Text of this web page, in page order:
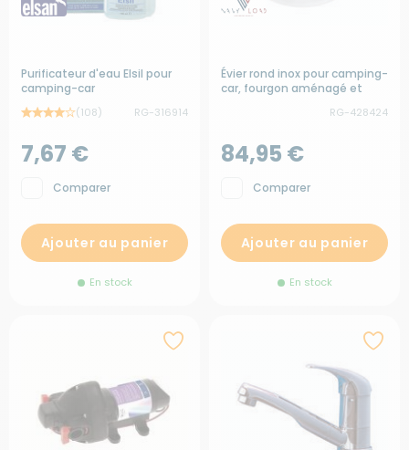
Purificateur d'eau Elsil pour
camping-car
(108) RG-316914
7,67 €
Comparer
Ajouter au panier
En stock
Évier rond inox pour camping-
car, fourgon aménagé et
RG-428424
84,95 €
Comparer
Ajouter au panier
En stock